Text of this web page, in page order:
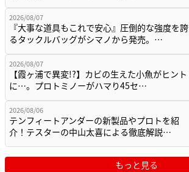
2026/08/07
『大事な道具もこれで安心』圧倒的な強度を誇
るタックルバッグがシマノから発売。…
2026/08/07
【霞ヶ浦で異変!?】カビの生えた小魚がヒント
に…。プロトミノーがハマり45セ…
2026/08/06
テンフィートアンダーの新製品やプロトを紹
介！テスターの中山太喜による徹底解説…
もっと見る